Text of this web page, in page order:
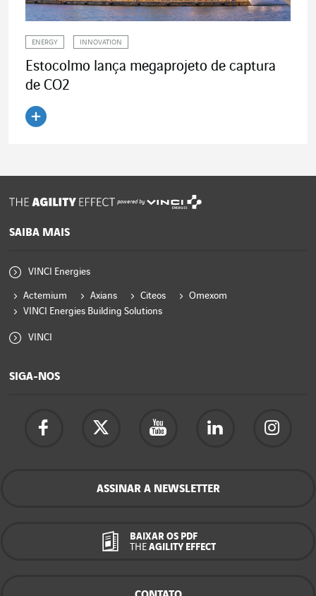
ENERGY INNOVATION
Estocolmo lança megaprojeto de captura
de CO2
powered by
SAIBA MAIS
VINCI Energies
Actemium Axians Citeos
Omexom
VINCI Energies Building Solutions
VINCI
SIGA-NOS
ASSINAR A NEWSLETTER
BAIXAR OS PDF
THE AGILITY EFFECT